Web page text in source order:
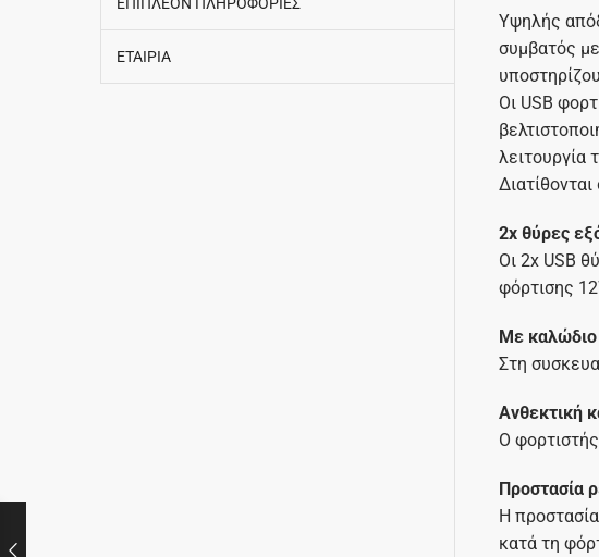
ΕΤΑΙΡΙΑ
Υψηλής
συμβατός
Οι USB
λειτουργία
2x θύρες
Οι 2x USB
φόρτισης
Με καλώδιο
Στη
Ανθεκτική
Ο
Προστασία
Η
κατά τη